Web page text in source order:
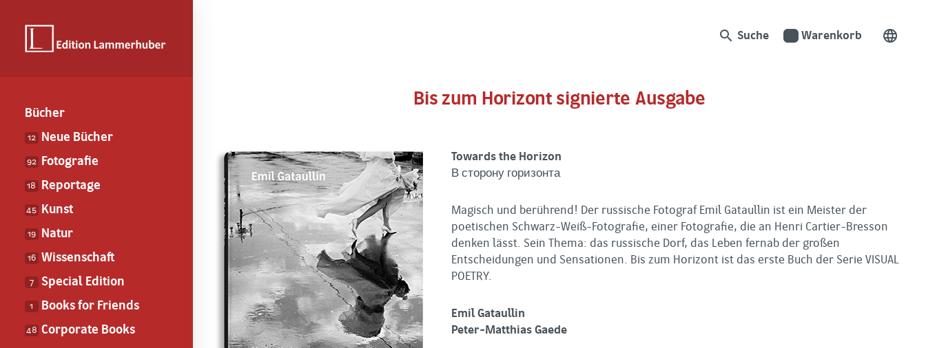
Bücher
12 Neue Bücher
92 Fotografie
18 Reportage
45 Kunst
19 Natur
16 Wissenschaft
7 Special Edition
1 Books for Friends
48 Corporate Books
search Suche Warenkorb language
Bis zum Horizont signierte Ausgabe
Towards the Horizon
В сторону горизонта
Magisch und berührend! Der russische Fotograf Emil Gataullin ist ein Meister der
poetischen Schwarz-Weiß-Fotografie, einer Fotografie, die an Henri Cartier-Bresson
denken lässt. Sein Thema: das russische Dorf, das Leben fernab der großen
Entscheidungen und Sensationen. Bis zum Horizont ist das erste Buch der Serie VISUAL
POETRY.
Emil Gataullin
Peter-Matthias Gaede